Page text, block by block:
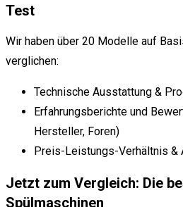
Test
Wir haben über 20 Modelle auf
verglichen:
Technische Ausstattung &
Erfahrungsberichte und
Hersteller, Foren)
Preis-Leistungs-Verhältnis &
Jetzt zum Vergleich: Die
Spülmaschinen